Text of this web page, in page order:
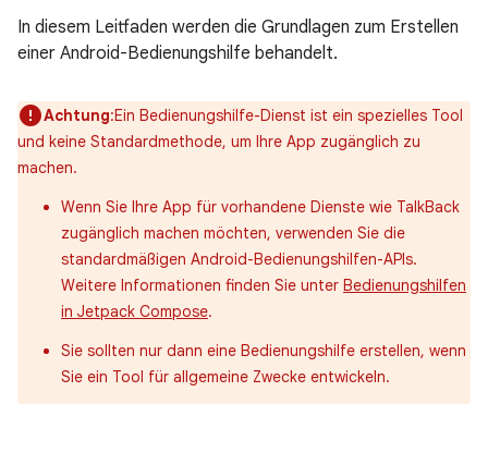
In diesem Leitfaden werden die Grundlagen zum Erstellen
einer Android-Bedienungshilfe behandelt.
Achtung:Ein Bedienungshilfe-Dienst ist ein spezielles Tool
und keine Standardmethode, um Ihre App zugänglich zu
machen.
Wenn Sie Ihre App für vorhandene Dienste wie TalkBack
zugänglich machen möchten, verwenden Sie die
standardmäßigen Android-Bedienungshilfen-APIs.
Weitere Informationen finden Sie unter Bedienungshilfen
in Jetpack Compose.
Sie sollten nur dann eine Bedienungshilfe erstellen, wenn
Sie ein Tool für allgemeine Zwecke entwickeln.